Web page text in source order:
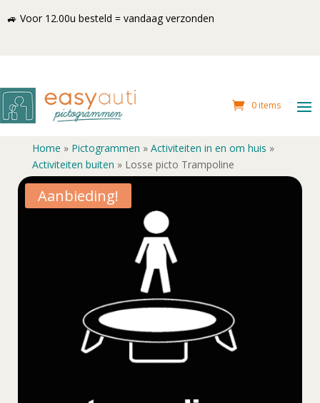
🚙 Voor 12.00u besteld = vandaag verzonden
0 items
Home » Pictogrammen » Activiteiten in en om huis »
Activiteiten buiten » Losse picto Trampoline
Aanbieding!